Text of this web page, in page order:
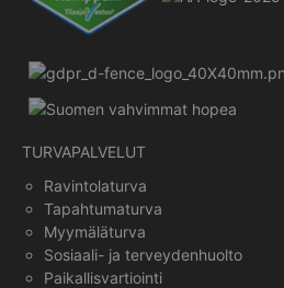
TURVAPALVELUT
Ravintolaturva
Tapahtumaturva
Myymäläturva
Sosiaali- ja terveydenhuolto
Paikallisvartiointi